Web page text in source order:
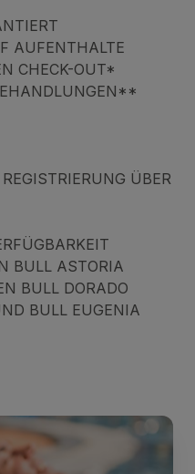
AUFENTHALTE
CHECK-OUT*
ÜBER
BULL ASTORIA
BULL DORADO
BULL EUGENIA